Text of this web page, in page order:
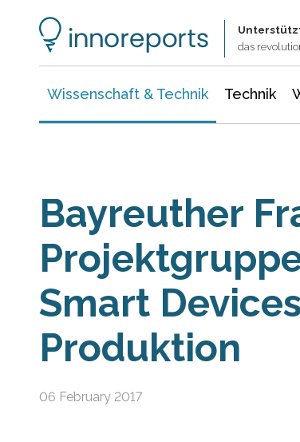
das
Wissenschaft & Technik Technik
Bayreuther
Smart
Produktion
06 February 2017